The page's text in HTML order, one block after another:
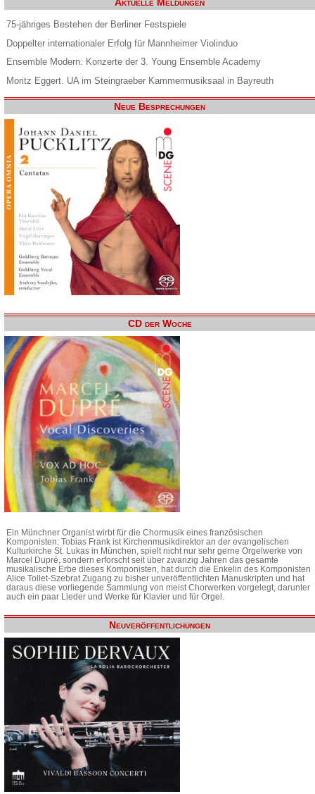
Aktuelle Meldungen
75-jähriges Bestehen der Berliner Festspiele
Doppelter internationaler Erfolg für Mannheimer Violinduo
Ensemble Modern: Konzerte der 3. Young Ensemble Academy
Moritz Eggert. UA im Steingraeber Kammermusiksaal in Bayreuth
Neue Besprechungen
CD der Woche
Ein Münchner Organist wirbt für die Chormusik eines französischen
Komponisten: Tobias Frank ist Kirchenmusikdirektor an der evangelischen
Kulturkirche St. Lukas in München, spielt nicht nur sehr gerne Orgelwerke von
Marcel Dupré, sondern erforscht seit über zwanzig Jahren das gesamte
musikalische Erbe dieses Komponisten, hat durch die Enkelin des Komponisten
Alice Tollet-Szebrat Zugang zu bisher unveröffentlichten Manuskripten und hat
daraus diese vorliegende Sammlung von meist Chorwerken vorgelegt, darunter
auch ein paar Lieder und Werke für Klavier und für Orgel.
Neuveröffentlichungen